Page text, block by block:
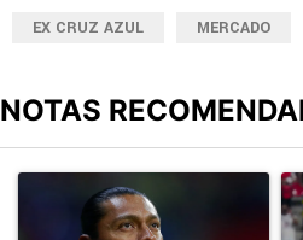
EX CRUZ AZUL MERCADO
NOTAS
Un artículo de tendencia con el